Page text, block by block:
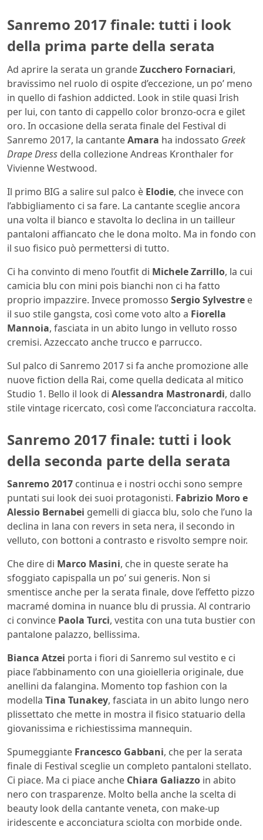
Sanremo 2017 finale: tutti i look
della prima parte della serata
Ad aprire la serata un grandeZucchero Fornaciari,
bravissimo nel ruolo di ospite d’eccezione, un po’ meno
in quello di fashion addicted. Look in stile quasi Irish
per lui, con tanto di cappello color bronzo-ocra e gilet
oro. In occasione della serata finale del Festival di
Sanremo 2017, la cantanteAmara ha indossato Greek
Drape Dress della collezioneAndreas Kronthaler for
Vivienne Westwood.
Il primo BIG a salire sul palco è Elodie, che invece con
l’abbigliamento ci sa fare. La cantante sceglie ancora
una volta il bianco e stavolta lo declina in un tailleur
pantaloni affiancato che le dona molto. Ma in fondo con
il suo fisico può permettersi di tutto.
Ci ha convinto di meno l’outfit di Michele Zarrillo, la cui
camicia blu con mini pois bianchi non ci ha fatto
proprio impazzire. Invece promosso Sergio Sylvestre e
il suo stile gangsta, così come voto alto a Fiorella
Mannoia, fasciata in un abito lungo in velluto rosso
cremisi. Azzeccato anche trucco e parrucco.
Sul palco di Sanremo 2017 si fa anche promozione alle
nuove fiction della Rai, come quella dedicata al mitico
Studio 1. Bello il look di Alessandra Mastronardi, dallo
stile vintage ricercato, così come l’acconciatura raccolta.
Sanremo 2017 finale: tutti i look
della seconda parte della serata
Sanremo 2017 continua e i nostri occhi sono sempre
puntati sui look dei suoi protagonisti. Fabrizio Moro e
Alessio Bernabei gemelli di giacca blu, solo che l’uno la
declina in lana con revers in seta nera, il secondo in
velluto, con bottoni a contrasto e risvolto sempre noir.
Che dire di Marco Masini, che in queste serate ha
sfoggiato capispalla un po’ sui generis. Non si
smentisce anche per la serata finale, dove l’effetto pizzo
macramé domina in nuance blu di prussia. Al contrario
ci convince Paola Turci, vestita con una tuta bustier con
pantalone palazzo, bellissima.
Bianca Atzei porta i fiori di Sanremo sul vestito e ci
piace l’abbinamento con una gioielleria originale, due
anellini da falangina. Momento top fashion con la
modella Tina Tunakey, fasciata in un abito lungo nero
plissettato che mette in mostra il fisico statuario della
giovanissima e richiestissima mannequin.
Spumeggiante Francesco Gabbani, che per la serata
finale di Festival sceglie un completo pantaloni stellato.
Ci piace. Ma ci piace anche Chiara Galiazzo in abito
nero con trasparenze. Molto bella anche la scelta di
beauty look della cantante veneta, con make-up
iridescente e acconciatura sciolta con morbide onde.